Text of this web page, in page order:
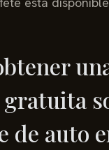
de auto